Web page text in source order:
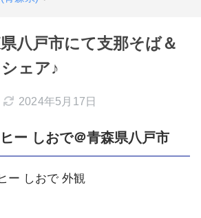
八戸市にて支那そば＆
ェア♪
2024年5月17日
ー しおで＠青森県八戸市